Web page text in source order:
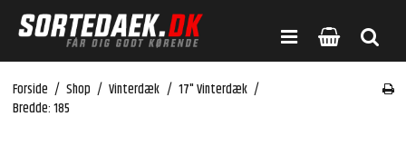
Forside / Shop / Vinterdæk / 17" Vinterdæk /
Bredde: 185